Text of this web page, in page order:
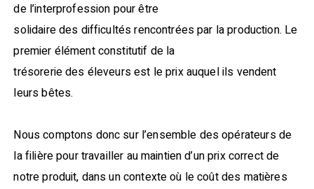
de l’interprofession pour être
solidaire des difficultés rencontrées par la production. Le
premier élément constitutif de la
trésorerie des éleveurs est le prix auquel ils vendent
leurs bêtes.
Nous comptons donc sur l’ensemble des opérateurs de
la filière pour travailler au maintien d’un prix correct de
notre produit, dans un contexte où le coût des matières